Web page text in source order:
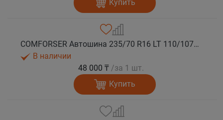
Купить
COMFORSER Автошина 235/70 R16 LT 110/107S CF1100 8PR RWL лето
В наличии
48 000 ₸ /за 1 шт.
Купить